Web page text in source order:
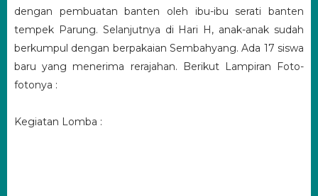
dengan pembuatan banten oleh ibu-ibu serati banten
tempek Parung. Selanjutnya di Hari H, anak-anak sudah
berkumpul dengan berpakaian Sembahyang. Ada 17 siswa
baru yang menerima rerajahan. Berikut Lampiran Foto-
fotonya :
Kegiatan Lomba :